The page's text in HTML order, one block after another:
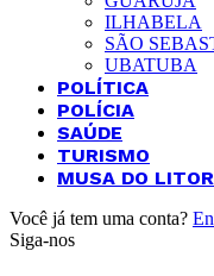
ILHABELA
SÃO
UBATUBA
POLÍTICA
POLÍCIA
SAÚDE
TURISMO
MUSA DO
Você já tem uma conta?
Siga-nos